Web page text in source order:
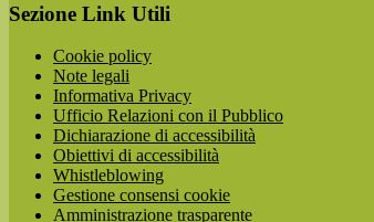
Sezione Link Utili
Cookie policy
Note legali
Informativa Privacy
Ufficio Relazioni con il Pubblico
Dichiarazione di accessibilità
Obiettivi di accessibilità
Whistleblowing
Gestione consensi cookie
Amministrazione trasparente